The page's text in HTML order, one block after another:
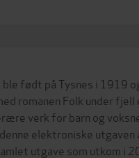
ble født på Tysnes i 1919
romanen Folk under fjell
verk for barn og
elektroniske